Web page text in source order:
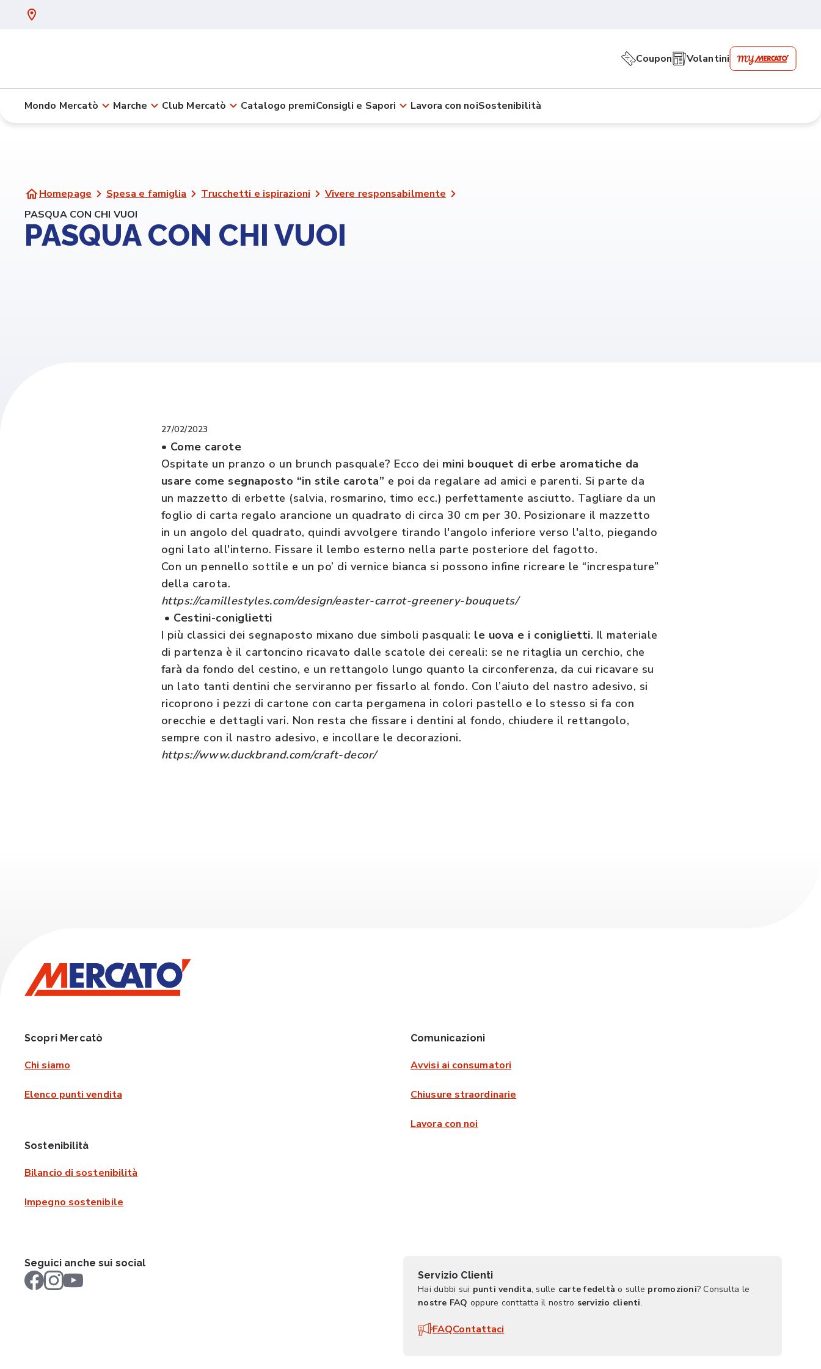
Coupon Volantini
Mondo Mercatò Marche Club Mercatò Catalogo premiConsigli e Sapori Lavora con noiSostenibilità
Homepage Spesa e famiglia Trucchetti e ispirazioni
Vivere responsabilmente
PASQUA CON CHI VUOI
PASQUA CON CHI VUOI
27/02/2023
• Come carote
Ospitate un pranzo o un brunch pasquale? Ecco dei mini bouquet di erbe aromatiche da
usare come segnaposto “in stile carota” e poi da regalare ad amici e parenti. Si parte da
un mazzetto di erbette (salvia, rosmarino, timo ecc.) perfettamente asciutto. Tagliare da un
foglio di carta regalo arancione un quadrato di circa 30 cm per 30. Posizionare il mazzetto
in un angolo del quadrato, quindi avvolgere tirando l'angolo inferiore verso l'alto, piegando
ogni lato all'interno. Fissare il lembo esterno nella parte posteriore del fagotto.
Con un pennello sottile e un po’ di vernice bianca si possono infine ricreare le “increspature”
della carota.
https://camillestyles.com/design/easter-carrot-greenery-bouquets/
• Cestini-coniglietti
I più classici dei segnaposto mixano due simboli pasquali: le uova e i coniglietti. Il materiale
di partenza è il cartoncino ricavato dalle scatole dei cereali: se ne ritaglia un cerchio, che
farà da fondo del cestino, e un rettangolo lungo quanto la circonferenza, da cui ricavare su
un lato tanti dentini che serviranno per fissarlo al fondo. Con l’aiuto del nastro adesivo, si
ricoprono i pezzi di cartone con carta pergamena in colori pastello e lo stesso si fa con
orecchie e dettagli vari. Non resta che fissare i dentini al fondo, chiudere il rettangolo,
sempre con il nastro adesivo, e incollare le decorazioni.
https://www.duckbrand.com/craft-decor/
Scopri Mercatò
Chi siamo
Elenco punti vendita
Comunicazioni
Avvisi ai consumatori
Chiusure straordinarie
Lavora con noi
Sostenibilità
Bilancio di sostenibilità
Impegno sostenibile
Seguici anche sui social
Servizio Clienti
Hai dubbi sui punti vendita, sulle carte fedeltà o sulle promozioni? Consulta le
nostre FAQ oppure conttatta il nostro servizio clienti.
FAQContattaci